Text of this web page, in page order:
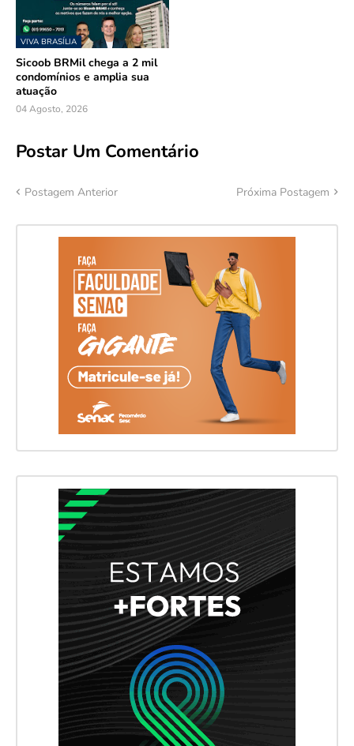
VIVA BRASÍLIA
Sicoob BRMil chega a 2 mil
condomínios e amplia sua
atuação
04 Agosto, 2026
Postar Um Comentário
Postagem Anterior Próxima Postagem